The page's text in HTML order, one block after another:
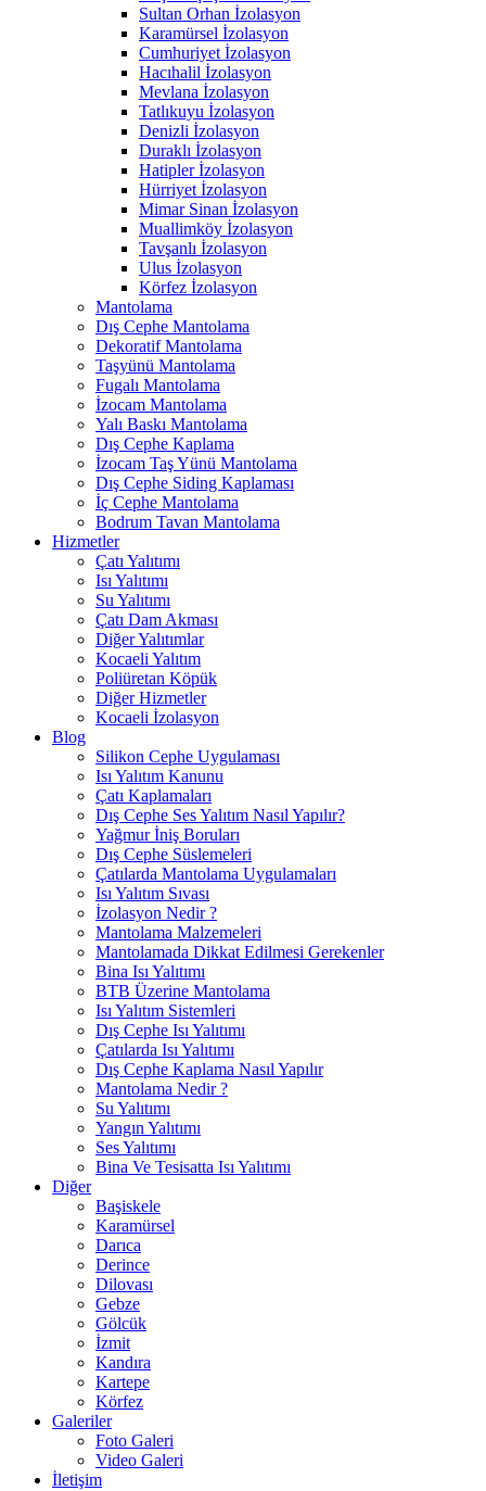
Sultan Orhan İzolasyon
Karamürsel İzolasyon
Cumhuriyet İzolasyon
Hacıhalil İzolasyon
Mevlana İzolasyon
Tatlıkuyu İzolasyon
Denizli İzolasyon
Duraklı İzolasyon
Hatipler İzolasyon
Hürriyet İzolasyon
Mimar Sinan İzolasyon
Muallimköy İzolasyon
Tavşanlı İzolasyon
Ulus İzolasyon
Körfez İzolasyon
Mantolama
Dış Cephe Mantolama
Dekoratif Mantolama
Taşyünü Mantolama
Fugalı Mantolama
İzocam Mantolama
Yalı Baskı Mantolama
Dış Cephe Kaplama
İzocam Taş Yünü Mantolama
Dış Cephe Siding Kaplaması
İç Cephe Mantolama
Bodrum Tavan Mantolama
Hizmetler
Çatı Yalıtımı
Isı Yalıtımı
Su Yalıtımı
Çatı Dam Akması
Diğer Yalıtımlar
Kocaeli Yalıtım
Poliüretan Köpük
Diğer Hizmetler
Kocaeli İzolasyon
Blog
Silikon Cephe Uygulaması
Isı Yalıtım Kanunu
Çatı Kaplamaları
Dış Cephe Ses Yalıtım Nasıl Yapılır?
Yağmur İniş Boruları
Dış Cephe Süslemeleri
Çatılarda Mantolama Uygulamaları
Isı Yalıtım Sıvası
İzolasyon Nedir ?
Mantolama Malzemeleri
Mantolamada Dikkat Edilmesi Gerekenler
Bina Isı Yalıtımı
BTB Üzerine Mantolama
Isı Yalıtım Sistemleri
Dış Cephe Isı Yalıtımı
Çatılarda Isı Yalıtımı
Dış Cephe Kaplama Nasıl Yapılır
Mantolama Nedir ?
Su Yalıtımı
Yangın Yalıtımı
Ses Yalıtımı
Bina Ve Tesisatta Isı Yalıtımı
Diğer
Başiskele
Karamürsel
Darıca
Derince
Dilovası
Gebze
Gölcük
İzmit
Kandıra
Kartepe
Körfez
Galeriler
Foto Galeri
Video Galeri
İletişim